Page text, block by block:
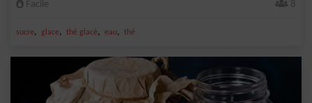
Facile 8
sucre, glace, thé glacé, eau, thé